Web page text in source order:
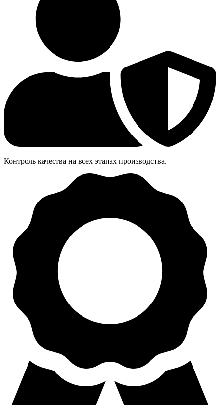
Контроль качества на всех этапах производства.